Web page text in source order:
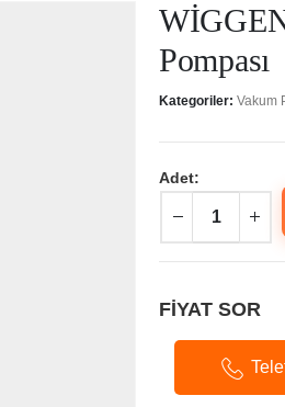
Pompası
Kategoriler: Vakum
Adet:
FİYAT SOR